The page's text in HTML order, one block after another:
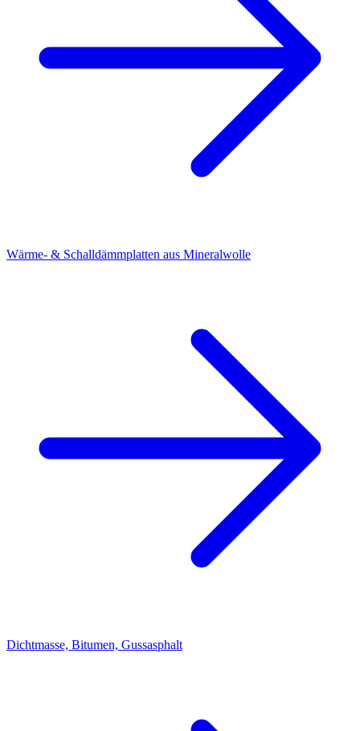
Wärme- & Schalldämmplatten aus Mineralwolle
Dichtmasse, Bitumen, Gussasphalt